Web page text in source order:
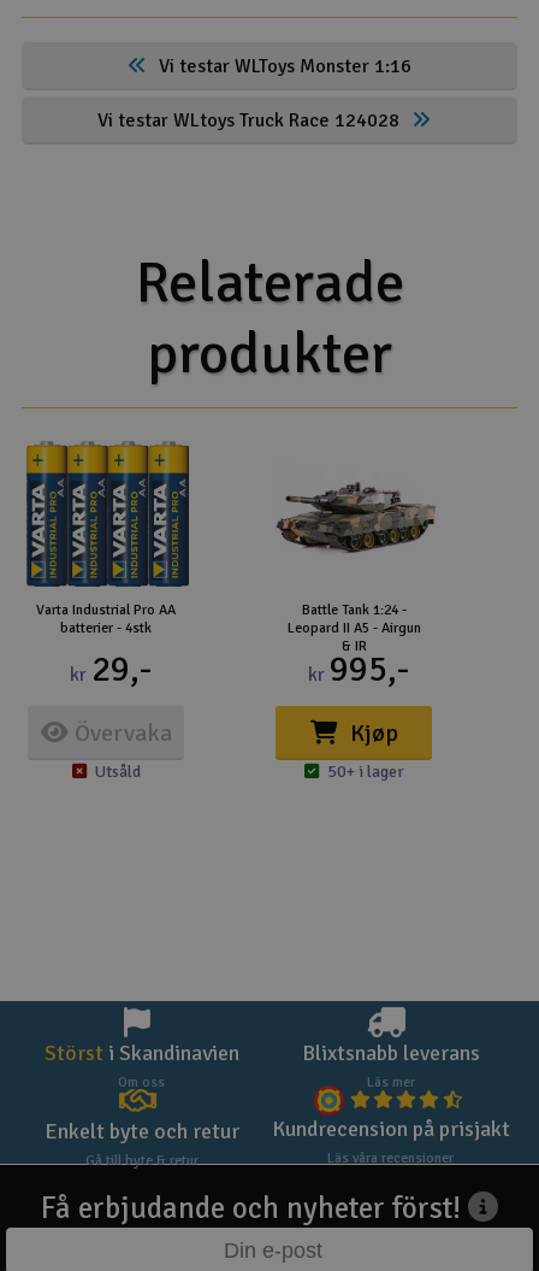
Vi testar WLToys Monster 1:16
Vi testar WLtoys Truck Race 124028
Relaterade
produkter
Varta Industrial Pro AA
batterier - 4stk
kr 29,-
Övervaka
Utsåld
Battle Tank 1:24 -
Leopard II A5 - Airgun
& IR
kr 995,-
Kjøp
50+ i lager
Störst i Skandinavien
Om oss
Blixtsnabb leverans
Läs mer
Enkelt byte och retur
Gå till byte & retur
Kundrecension på prisjakt
Läs våra recensioner
Få erbjudande och nyheter först!